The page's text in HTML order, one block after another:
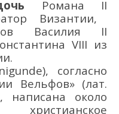
Романа II
Византии,
Василия II
VIII из
), согласно
Вельфов» (лат.
, написана около
христианское